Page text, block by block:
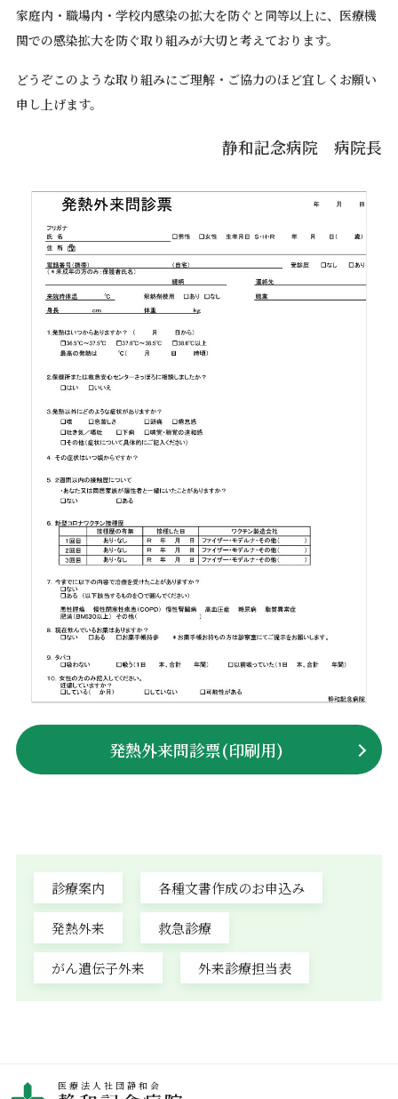
家庭内・職場内・学校内感染の拡大を防ぐと同等以上に、医療機
関での感染拡大を防ぐ取り組みが大切と考えております。
どうぞこのような取り組みにご理解・ご協力のほど宜しくお願い
申し上げます。
静和記念病院 病院長
発熱外来問診票(印刷用)
診療案内 各種文書作成のお申込み
発熱外来 救急診療
がん遺伝子外来 外来診療担当表
医療法人社団静和会